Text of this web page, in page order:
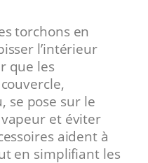
torchons en
l’intérieur
que les
se pose sur le
et éviter
aident à
en simplifiant les